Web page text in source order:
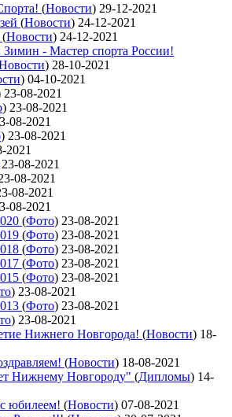
(Новости) 29-12-2021
(Новости) 24-12-2021
(Новости) 24-12-2021
- Мастер спорта России!
) 28-10-2021
) 04-10-2021
23-08-2021
) 23-08-2021
08-2021
) 23-08-2021
2021
23-08-2021
08-2021
08-2021
08-2021
(Фото) 23-08-2021
(Фото) 23-08-2021
(Фото) 23-08-2021
(Фото) 23-08-2021
(Фото) 23-08-2021
) 23-08-2021
(Фото) 23-08-2021
) 23-08-2021
Нижнего Новгорода! (Новости) 18-
(Новости) 18-08-2021
Нижнему Новгороду" (Дипломы) 14-
юбилеем! (Новости) 07-08-2021